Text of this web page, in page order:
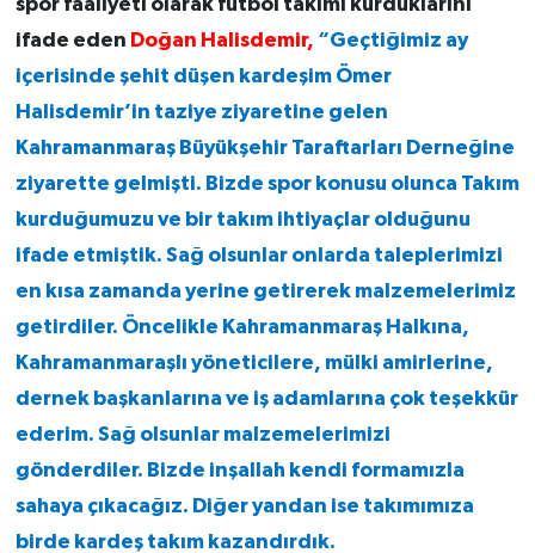
spor faaliyeti olarak futbol takımı kurduklarını
ifade eden Doğan Halisdemir, “Geçtiğimiz ay
içerisinde şehit düşen kardeşim Ömer
Halisdemir’in taziye ziyaretine gelen
Kahramanmaraş Büyükşehir Taraftarları Derneğine
ziyarette gelmişti. Bizde spor konusu olunca Takım
kurduğumuzu ve bir takım ihtiyaçlar olduğunu
ifade etmiştik. Sağ olsunlar onlarda taleplerimizi
en kısa zamanda yerine getirerek malzemelerimiz
getirdiler. Öncelikle Kahramanmaraş Halkına,
Kahramanmaraşlı yöneticilere, mülki amirlerine,
dernek başkanlarına ve iş adamlarına çok teşekkür
ederim. Sağ olsunlar malzemelerimizi
gönderdiler. Bizde inşallah kendi formamızla
sahaya çıkacağız. Diğer yandan ise takımımıza
birde kardeş takım kazandırdık.